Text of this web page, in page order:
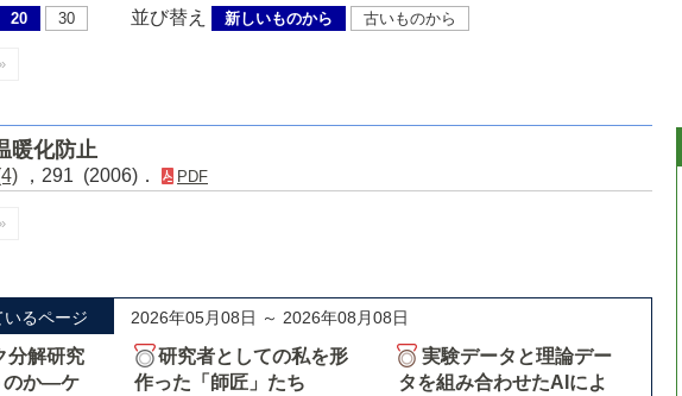
20 30 並び替え 新しいものから 古いものから
暖化防止
，291 (2006)． PDF
いるページ 2026年05月08日 ～ 2026年08月08日
分解研究
のか―ケ
研究者としての私を形
作った「師匠」たち
実験データと理論デー
タを組み合わせたAIによ